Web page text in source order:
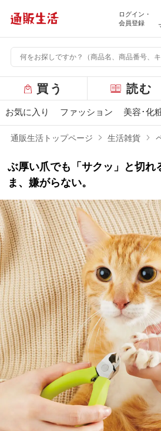
ログイン・
会員登録
ー
バ
ュ
買う 読む
お気に入り ファッション 美容･化
通販生活トップページ 生活雑貨
ぶ厚い爪でも「サクッ」と切れ
ま、嫌がらない。